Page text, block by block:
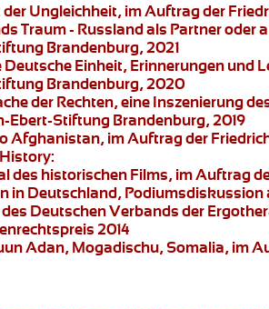
der Ungleichheit, im Auftrag der
Traum - Russland als Partner oder
Brandenburg, 2021
Deutsche Einheit, Erinnerungen und
Brandenburg, 2020
der Rechten, eine Inszenierung
Ebert-Stiftung Brandenburg, 2019
Afghanistan, im Auftrag der
des historischen Films, im Auftrag
in Deutschland, Podiumsdiskussion
Deutschen Verbands der
2014
Adan, Mogadischu, Somalia, im